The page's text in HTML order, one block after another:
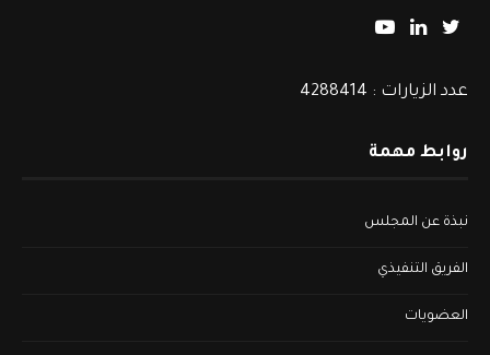
عدد الزيارات : 4288414
روابط مهمة
نبذة عن المجلس
الفريق التنفيذي
العضويات